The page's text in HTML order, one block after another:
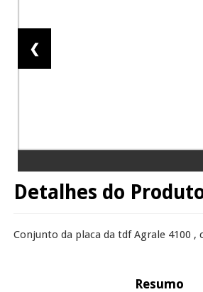
❮
Detalhes do
Conjunto da placa da tdf Agrale 4100 ,
Resumo